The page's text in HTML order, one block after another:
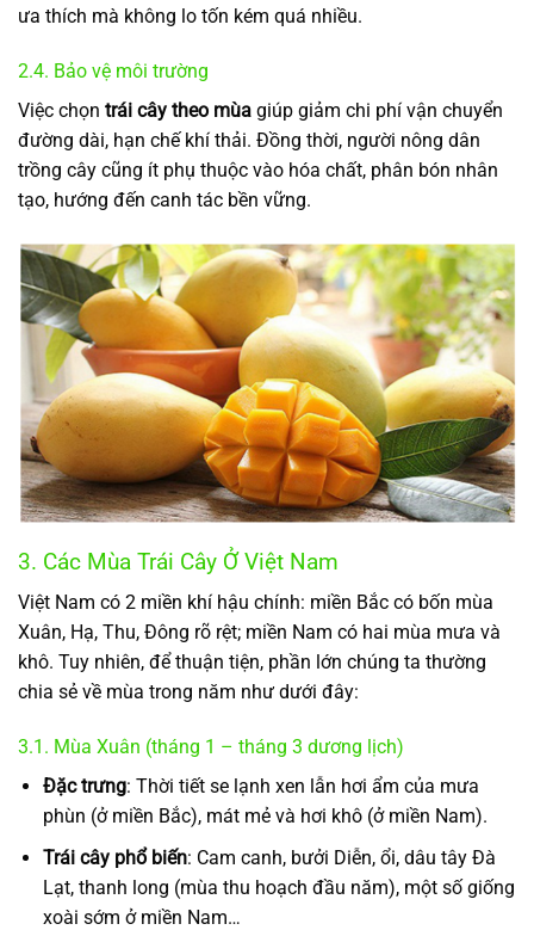
ưa thích mà không lo tốn kém quá nhiều.
2.4. Bảo vệ môi trường
Việc chọn trái cây theo mùa giúp giảm chi phí vận chuyển
đường dài, hạn chế khí thải. Đồng thời, người nông dân
trồng cây cũng ít phụ thuộc vào hóa chất, phân bón nhân
tạo, hướng đến canh tác bền vững.
3. Các Mùa Trái Cây Ở Việt Nam
Việt Nam có 2 miền khí hậu chính: miền Bắc có bốn mùa
Xuân, Hạ, Thu, Đông rõ rệt; miền Nam có hai mùa mưa và
khô. Tuy nhiên, để thuận tiện, phần lớn chúng ta thường
chia sẻ về mùa trong năm như dưới đây:
3.1. Mùa Xuân (tháng 1 – tháng 3 dương lịch)
Đặc trưng: Thời tiết se lạnh xen lẫn hơi ẩm của mưa
phùn (ở miền Bắc), mát mẻ và hơi khô (ở miền Nam).
Trái cây phổ biến: Cam canh, bưởi Diễn, ổi, dâu tây Đà
Lạt, thanh long (mùa thu hoạch đầu năm), một số giống
xoài sớm ở miền Nam…